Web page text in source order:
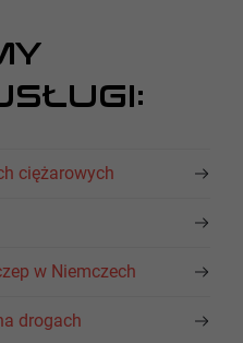
ciężarowych
w Niemczech
drogach